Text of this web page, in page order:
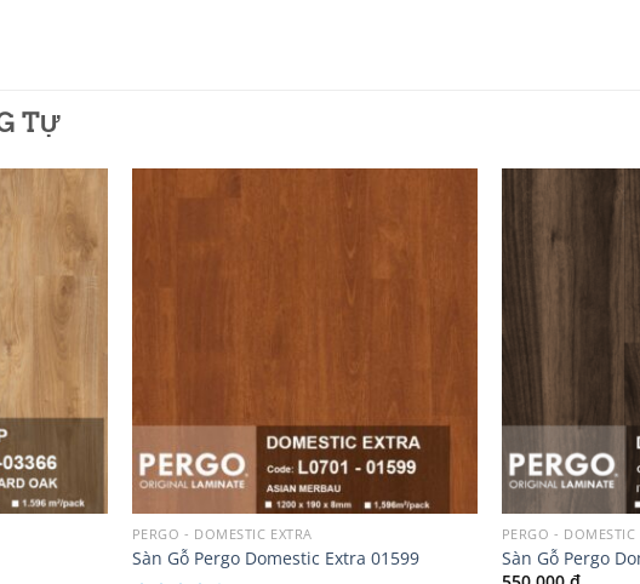
TỰ
wishlist
PERGO - DOMESTIC EXTRA
Sàn Gỗ Pergo Domestic Extra 01599
PERGO - DOMESTIC
Sàn Gỗ Pergo